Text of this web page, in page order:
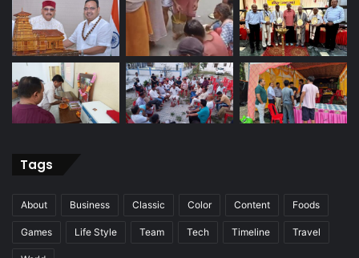
Tags
About Business Classic Color Content Foods
Games Life Style Team Tech Timeline Travel